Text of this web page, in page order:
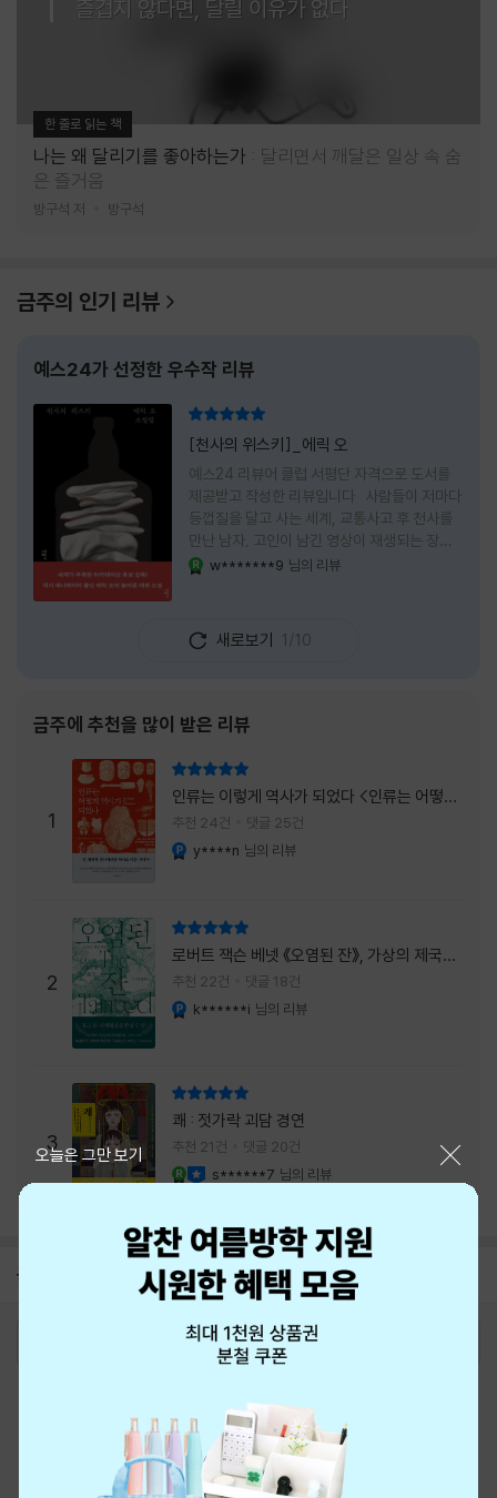
즐겁지 않다면, 달릴 이유가 없다
한 줄로 읽는 책
나는 왜 달리기를 좋아하는가
달리면서 깨달은 일상 속 숨
은 즐거움
방구석 저 방구석
금주의 인기 리뷰
예스24가 선정한 우수작 리뷰
[천사의 위스키]_에릭 오
예스24 리뷰어 클럽 서평단 자격으로 도서를
제공받고 작성한 리뷰입니다 사람들이 저마다
등껍질을 달고 사는 세계, 교통사고 후 천사를
만난 남자, 고인이 남긴 영상이 재생되는 장례
식장에서 똥을 싼 개. 이 책에는 몇 줄만 읽어도
넘어가 있었다. 소설을 읽으면서 잘 만든 단편
애니메이션 여러 편을 차례로 보는 기분이 들었
선명하게 그려졌고, 한 편이 끝날 때마다 질문
이 뒤따라왔다. 감출 수 없는 세계는 더 다정할
까 「등껍질」의 세계에서 사람들은 저마다 다른
등껍질을 달고 살아간다. 몸의 일부이면서 한
사람을 표현하는 수단
w*******9 님의 리뷰
새로보기 1/10
금주에 추천을 많이 받은 리뷰
1
인류는 이렇게 역사가 되었다 <인류는 어떻게
역사가 되었나>
추천 24건 댓글 25건
y****n 님의 리뷰
2
로버트 잭슨 베넷 《오염된 잔》, 가상의 제국이
주는 실감과 미스터리 사건의 치밀함이 이루어
내는 최상의 시너지...
추천 22건 댓글 18건
k******i 님의 리뷰
3
쾌 : 젓가락 괴담 경연
추천 21건 댓글 20건
s******7 님의 리뷰
공지 8월 신용카드 무이자할부 안내
오늘은 그만 보기
최근 본 상품
eBook 1:1문의/채팅상담
예스이십사(주) 사업자 정보
이용약관
개인정보처리방침
청소년보호정책